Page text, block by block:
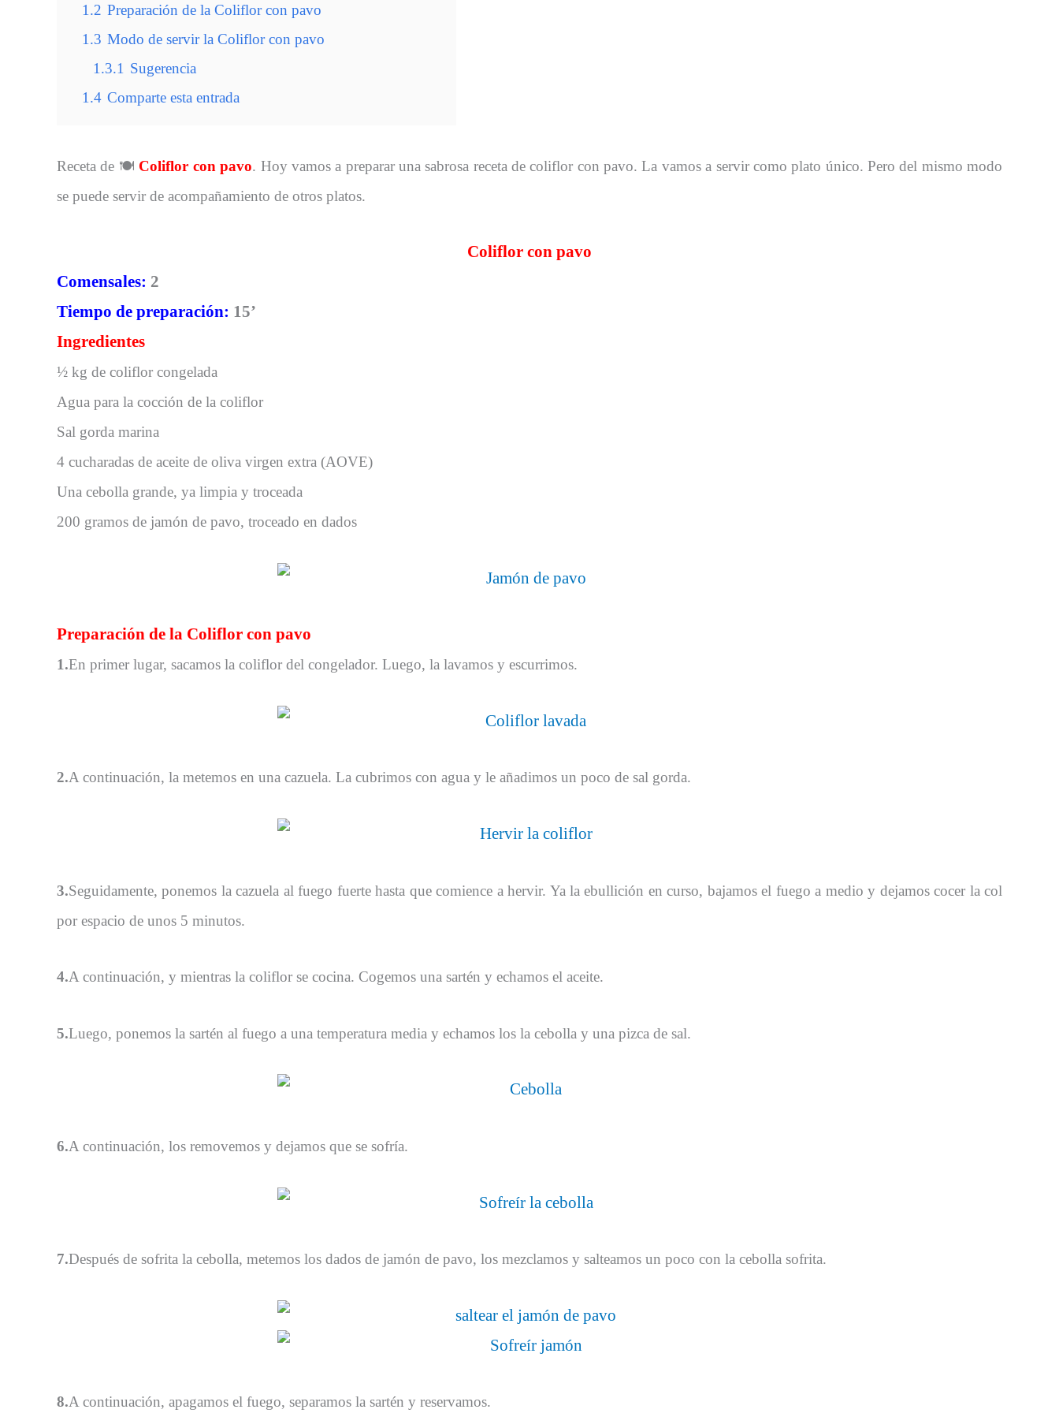
1.2 Preparación de la Coliflor con pavo
1.3 Modo de servir la Coliflor con pavo
1.3.1 Sugerencia
1.4 Comparte esta entrada
Receta de 🍽 Coliflor con pavo. Hoy vamos a preparar una sabrosa receta de coliflor con pavo. La vamos a servir como plato único. Pero del mismo modo
se puede servir de acompañamiento de otros platos.
Coliflor con pavo
Comensales: 2
Tiempo de preparación: 15’
Ingredientes
½ kg de coliflor congelada
Agua para la cocción de la coliflor
Sal gorda marina
4 cucharadas de aceite de oliva virgen extra (AOVE)
Una cebolla grande, ya limpia y troceada
200 gramos de jamón de pavo, troceado en dados
Preparación de la Coliflor con pavo
1.En primer lugar, sacamos la coliflor del congelador. Luego, la lavamos y escurrimos.
2.A continuación, la metemos en una cazuela. La cubrimos con agua y le añadimos un poco de sal gorda.
3.Seguidamente, ponemos la cazuela al fuego fuerte hasta que comience a hervir. Ya la ebullición en curso, bajamos el fuego a medio y dejamos cocer la col
por espacio de unos 5 minutos.
4.A continuación, y mientras la coliflor se cocina. Cogemos una sartén y echamos el aceite.
5.Luego, ponemos la sartén al fuego a una temperatura media y echamos los la cebolla y una pizca de sal.
6.A continuación, los removemos y dejamos que se sofría.
7.Después de sofrita la cebolla, metemos los dados de jamón de pavo, los mezclamos y salteamos un poco con la cebolla sofrita.
8.A continuación, apagamos el fuego, separamos la sartén y reservamos.